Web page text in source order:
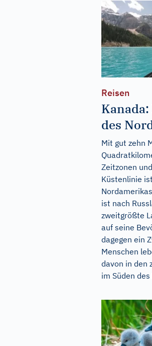
Reisen
des
Mit gut zehn
Zeitzonen
Küstenlinie
ist nach
zweitgrößte
auf seine
dagegen ein
Menschen
davon in den
im Süden